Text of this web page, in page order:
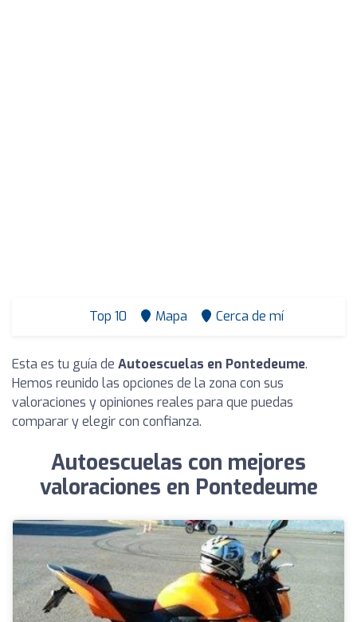
Top 10 Mapa Cerca de mí
Esta es tu guía de Autoescuelas en Pontedeume.
Hemos reunido las opciones de la zona con sus
valoraciones y opiniones reales para que puedas
comparar y elegir con confianza.
Autoescuelas con mejores
valoraciones en Pontedeume